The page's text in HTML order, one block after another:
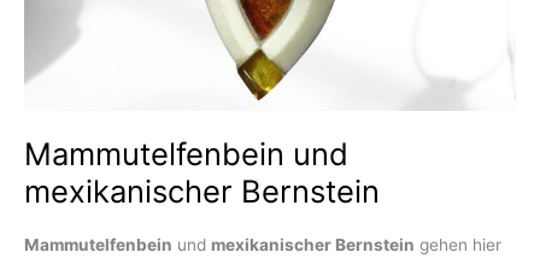
Mammutelfenbein und
mexikanischer Bernstein
Mammutelfenbein und mexikanischer Bernstein gehen hier